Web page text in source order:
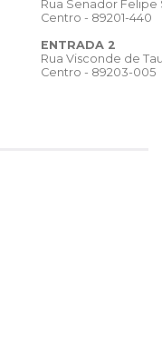
Rua Senador
Centro - 89201-440
ENTRADA 2
Rua Visconde de
Centro - 89203-005